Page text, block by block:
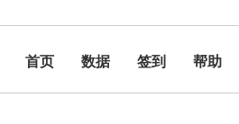
首页 数据 签到
帮助
帮助